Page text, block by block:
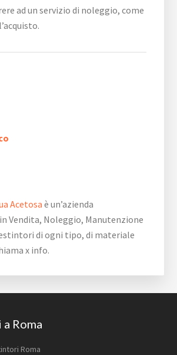
ad un servizio di noleggio, come
Acetosaè un’azienda
Vendita, Noleggio, Manutenzione
di ogni tipo, di materiale
x info.
Roma
Roma